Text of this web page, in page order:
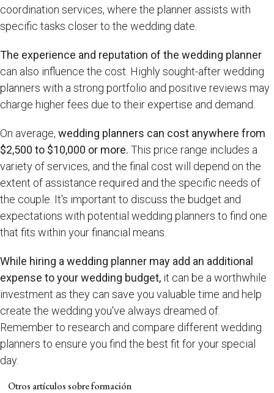
coordination services, where the planner assists with
specific tasks closer to the wedding date.
The experience and reputation of the wedding planner
can also influence the cost. Highly sought-after wedding
planners with a strong portfolio and positive reviews may
charge higher fees due to their expertise and demand.
On average, wedding planners can cost anywhere from
$2,500 to $10,000 or more. This price range includes a
variety of services, and the final cost will depend on the
extent of assistance required and the specific needs of
the couple. It's important to discuss the budget and
expectations with potential wedding planners to find one
that fits within your financial means.
While hiring a wedding planner may add an additional
expense to your wedding budget, it can be a worthwhile
investment as they can save you valuable time and help
create the wedding you've always dreamed of.
Remember to research and compare different wedding
planners to ensure you find the best fit for your special
day.
Otros artículos sobre formación